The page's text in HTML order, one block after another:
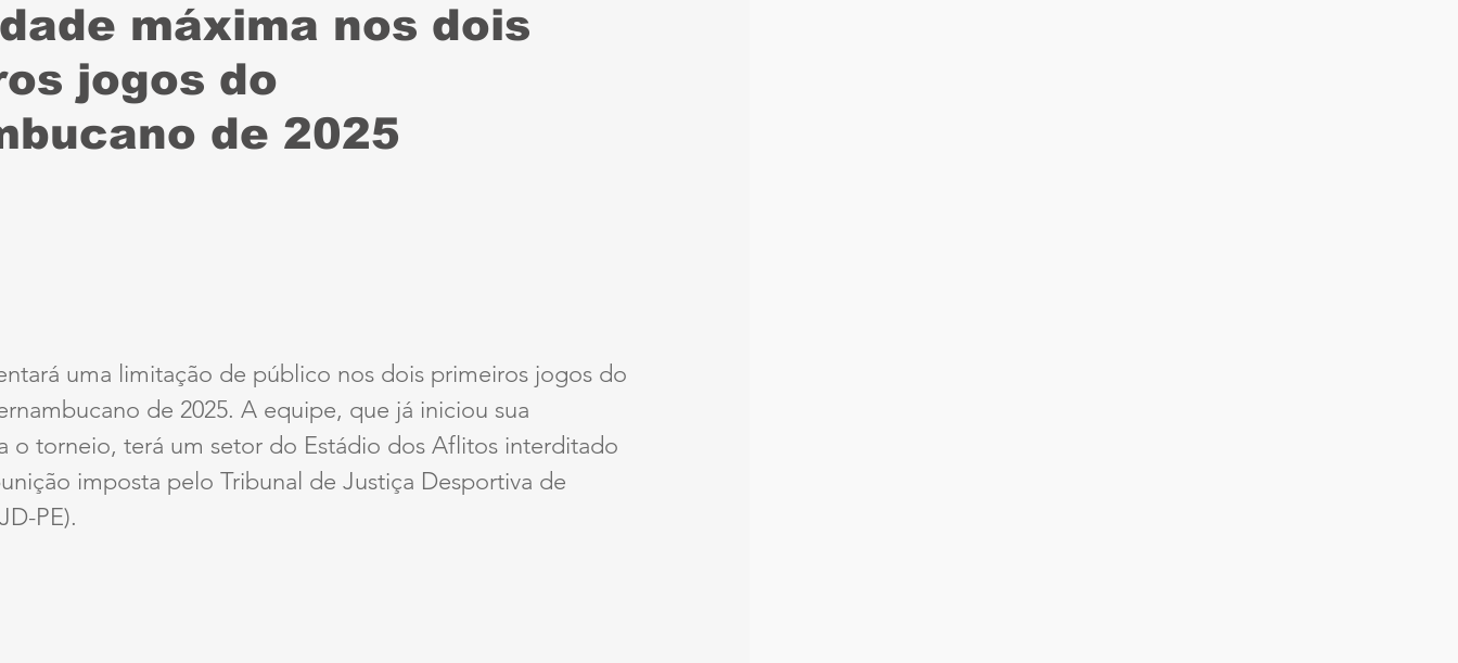
Sport Série B ciclismo parapan Destaque
Cruz Série A3
máxima nos dois
jogos do
de 2025
uma limitação de público nos dois primeiros jogos do
de 2025. A equipe, que já iniciou sua
o torneio, terá um setor do Estádio dos Aflitos interditado
imposta pelo Tribunal de Justiça Desportiva de
PE).